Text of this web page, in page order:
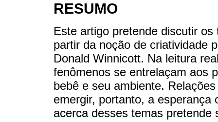
RESUMO
Este artigo pretende discutir
partir da noção de criatividade
Donald Winnicott. Na leitura
fenômenos se entrelaçam aos
bebê e seu ambiente.
emergir, portanto, a esperança
acerca desses temas